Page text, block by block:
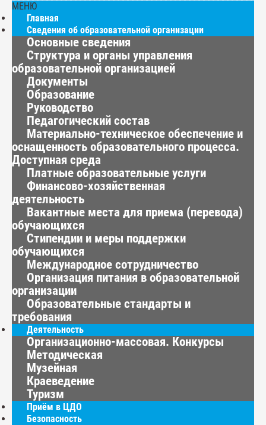
МЕНЮ
Главная
Сведения об образовательной организации
Основные сведения
Структура и органы управления
образовательной организацией
Документы
Образование
Руководство
Педагогический состав
Материально-техническое обеспечение и
оснащенность образовательного процесса.
Доступная среда
Платные образовательные услуги
Финансово-хозяйственная
деятельность
Вакантные места для приема (перевода)
обучающихся
Стипендии и меры поддержки
обучающихся
Международное сотрудничество
Организация питания в образовательной
организации
Образовательные стандарты и
требования
Деятельность
Организационно-массовая. Конкурсы
Методическая
Музейная
Краеведение
Туризм
Приём в ЦДО
Безопасность